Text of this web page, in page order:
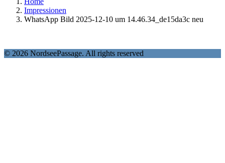
Impressionen
WhatsApp Bild 2025-12-10 um 14.46.34_de15da3c neu
© 2026 NordseePassage. All rights reserved